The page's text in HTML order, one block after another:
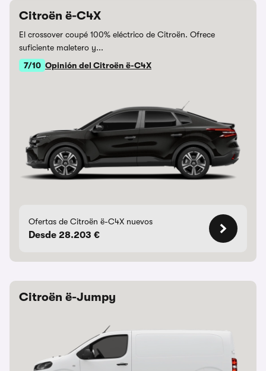
Citroën ë-C4X
El crossover coupé 100% eléctrico de Citroën. Ofrece
suficiente maletero y...
7/10 Opinión del Citroën ë-C4X
Ofertas de Citroën ë-C4X nuevos
Desde 28.203 €
Citroën ë-Jumpy